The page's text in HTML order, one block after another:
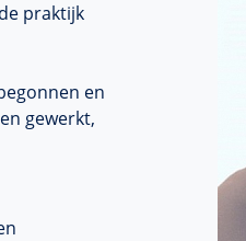
praktijk
en
gewerkt,